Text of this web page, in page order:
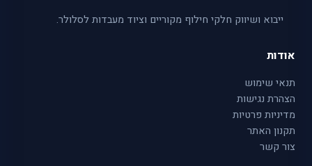
ייבוא ושיווק חלקי חילוף מקוריים וציוד מעבדות לסלולר.
אודות
תנאי שימוש
הצהרת נגישות
מדיניות פרטיות
תקנון האתר
צור קשר